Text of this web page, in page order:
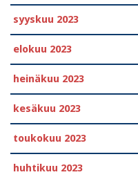
syyskuu 2023
elokuu 2023
heinäkuu 2023
kesäkuu 2023
toukokuu 2023
huhtikuu 2023